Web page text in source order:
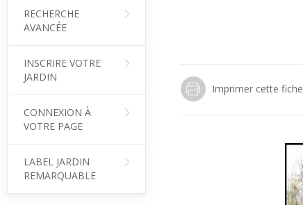
RECHERCHE
AVANCÉE
INSCRIRE VOTRE
JARDIN
CONNEXION À
VOTRE PAGE
LABEL JARDIN
REMARQUABLE
Imprimer cette fiche